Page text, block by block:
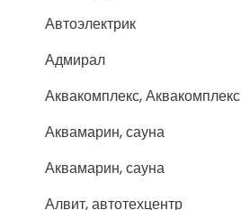
Автоэлектрик
Адмирал
Аквакомплекс, Аквакомплекс
Аквамарин, сауна
Аквамарин, сауна
Алвит, автотехцентр